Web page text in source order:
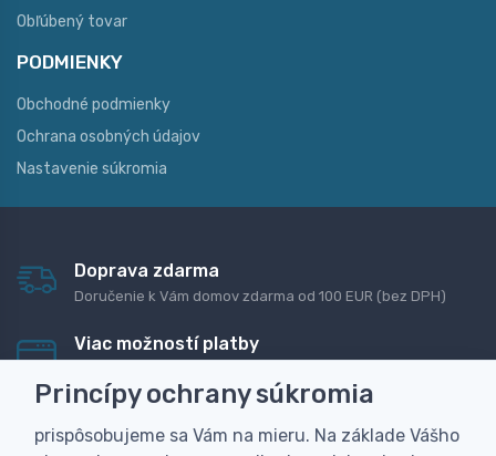
Obľúbený tovar
PODMIENKY
Obchodné podmienky
Ochrana osobných údajov
Nastavenie súkromia
Doprava zdarma
Doručenie k Vám domov zdarma od 100 EUR (bez DPH)
Viac možností platby
dobierku
Personalizácia
Princípy ochrany súkromia
prispôsobujeme sa Vám na mieru. Na základe Vášho